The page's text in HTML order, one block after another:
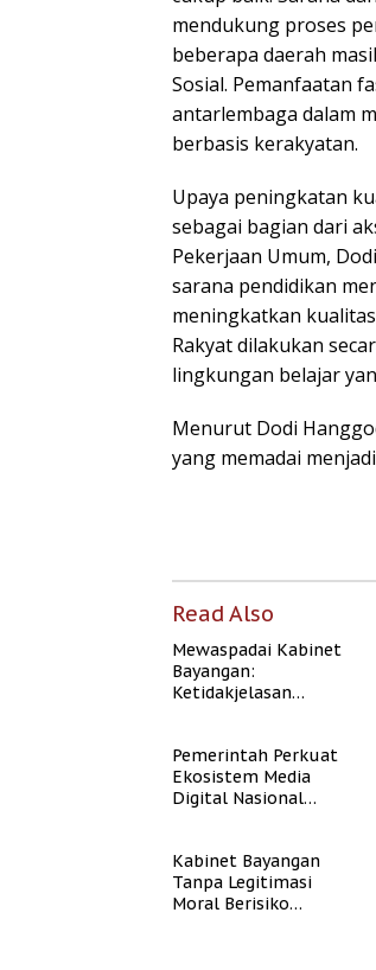
mendukung proses
beberapa daerah
Sosial. Pemanfaatan
antarlembaga dalam
berbasis kerakyatan.
Upaya peningkatan
sebagai bagian dari
Pekerjaan Umum,
sarana pendidikan
meningkatkan
Rakyat dilakukan
lingkungan belajar
Menurut Dodi
yang memadai
Read Also
Mewaspadai Kabinet
Bayangan:
Ketidakjelasan
Pemerintah Perkuat
Ekosistem Media
Digital Nasional
Kabinet Bayangan
Tanpa Legitimasi
Moral Berisiko